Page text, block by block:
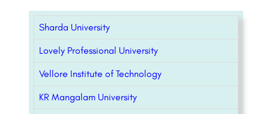
Sharda University
Lovely Professional University
Vellore Institute of Technology
KR Mangalam University